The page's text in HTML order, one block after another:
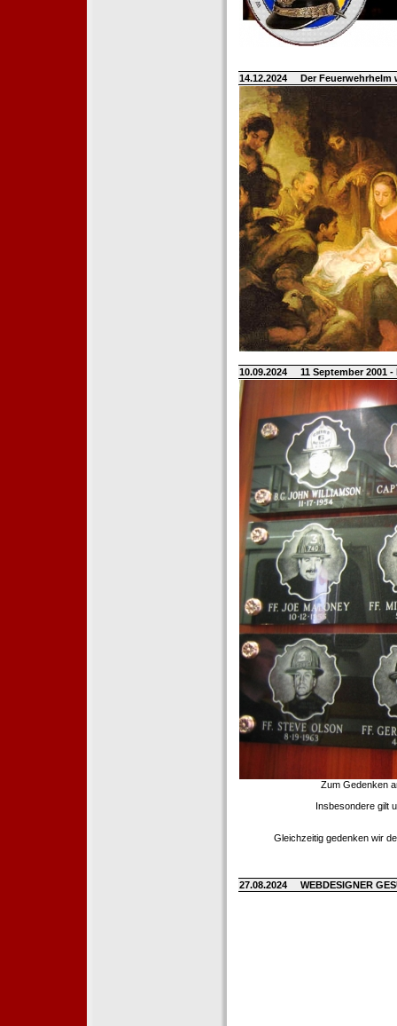
14.12.2024 Der
10.09.2024 11 September 2001
Zum Gedenken
Insbesondere gilt
Gleichzeitig gedenken wir
27.08.2024 WEBDESIGNER